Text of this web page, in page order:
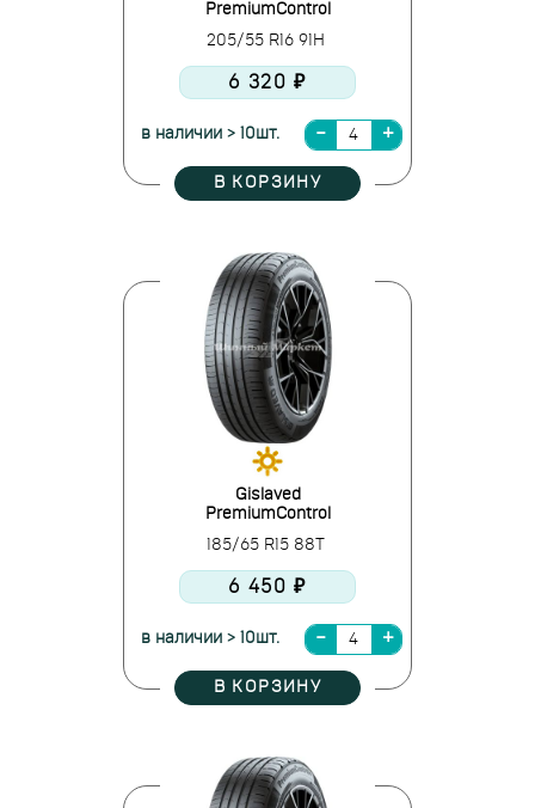
PremiumControl
205/55 R16 91H
6 320 ₽
в наличии > 10шт.
В КОРЗИНУ
Gislaved
PremiumControl
185/65 R15 88T
6 450 ₽
в наличии > 10шт.
В КОРЗИНУ